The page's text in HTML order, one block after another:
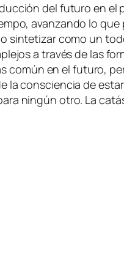
del fu­tu­ro en el
avan­zan­do lo
sin­te­ti­zar co­mo un
a tra­vés de las
co­mún en el fu­tu­ro,
cons­cien­cia de
nin­gún otro. La